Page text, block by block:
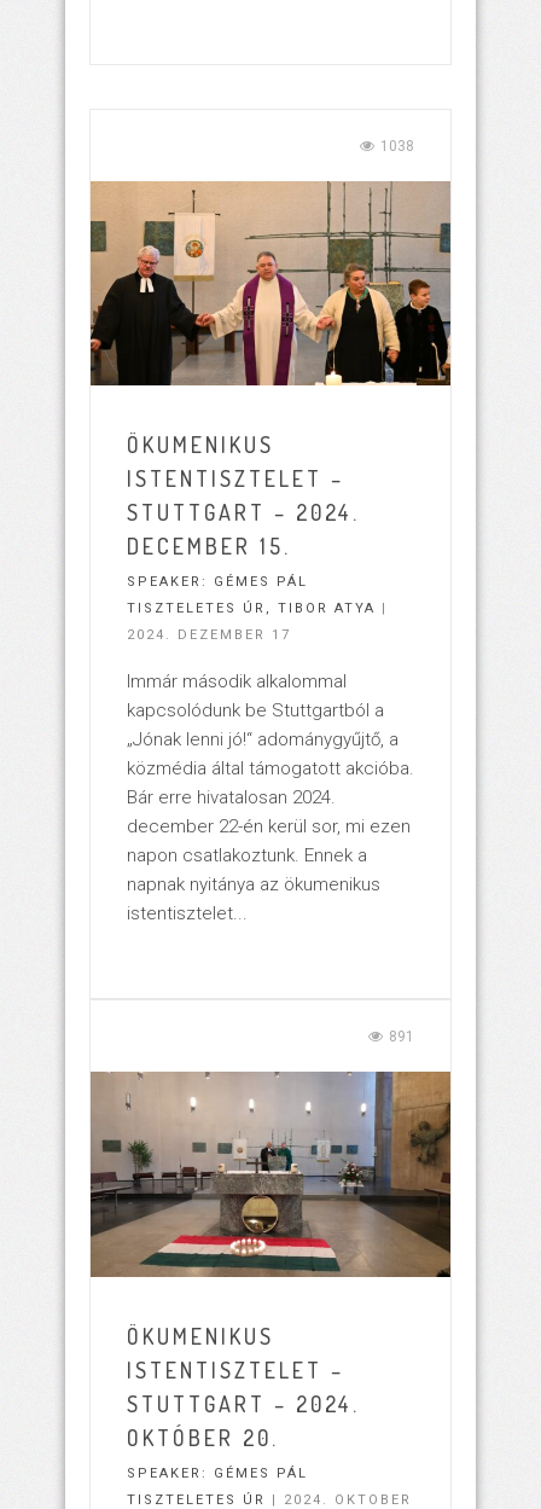
1038
ÖKUMENIKUS
ISTENTISZTELET –
STUTTGART – 2024.
DECEMBER 15.
SPEAKER: GÉMES PÁL
TISZTELETES ÚR , TIBOR ATYA
2024. DEZEMBER 17
Immár második alkalommal
kapcsolódunk be Stuttgartból a
„Jónak lenni jó!“ adománygyűjtő, a
közmédia által támogatott akcióba.
Bár erre hivatalosan 2024.
december 22-én kerül sor, mi ezen
napon csatlakoztunk. Ennek a
napnak nyitánya az ökumenikus
istentisztelet...
891
ÖKUMENIKUS
ISTENTISZTELET –
STUTTGART – 2024.
OKTÓBER 20.
SPEAKER: GÉMES PÁL
TISZTELETES ÚR
| 2024. OKTOBER